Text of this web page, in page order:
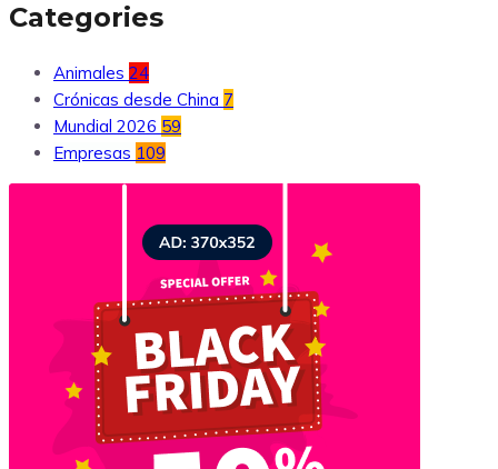
Categories
Animales 24
Crónicas desde China 7
Mundial 2026 59
Empresas 109